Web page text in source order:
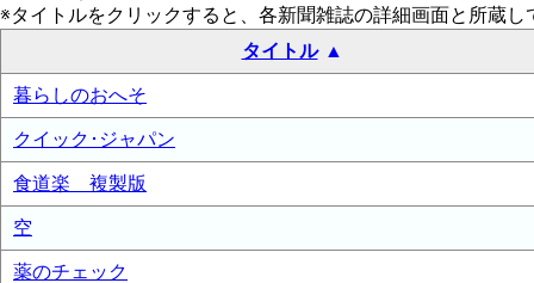
※タイトルをクリックすると、各新聞雑誌の詳細画面と所蔵
タイトル
暮らしのおへそ
クイック･ジャパン
食道楽 複製版
空
薬のチェック